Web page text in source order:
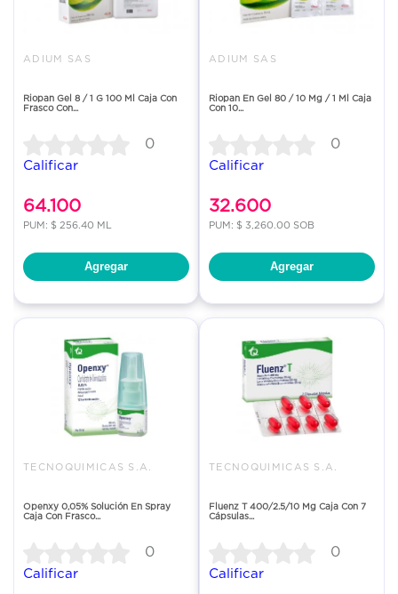
ADIUM SAS
Riopan Gel 8 / 1 G 100 Ml Caja Con
Frasco Con...
0
Calificar
64.100
PUM: $ 256.40 ML
Agregar
ADIUM SAS
Riopan En Gel 80 / 10 Mg / 1 Ml Caja
Con 10...
0
Calificar
32.600
PUM: $ 3,260.00 SOB
Agregar
TECNOQUIMICAS S.A.
Openxy 0,05% Solución En Spray
Caja Con Frasco...
0
Calificar
TECNOQUIMICAS S.A.
Fluenz T 400/2.5/10 Mg Caja Con 7
Cápsulas...
0
Calificar